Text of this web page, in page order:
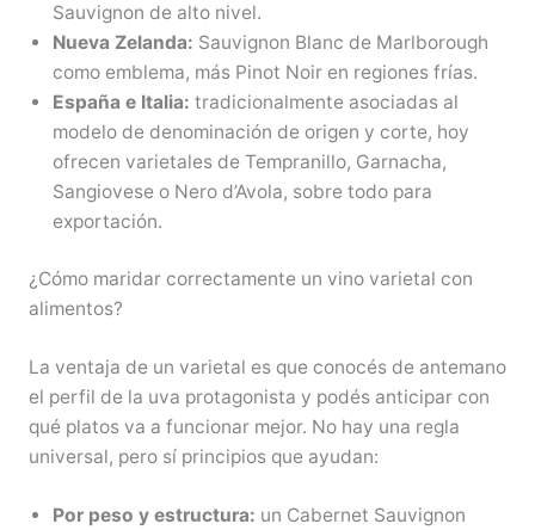
Sauvignon de alto nivel.
Nueva Zelanda: Sauvignon Blanc de Marlborough
como emblema, más Pinot Noir en regiones frías.
España e Italia: tradicionalmente asociadas al
modelo de denominación de origen y corte, hoy
ofrecen varietales de Tempranillo, Garnacha,
Sangiovese o Nero d’Avola, sobre todo para
exportación.
¿Cómo maridar correctamente un vino varietal con
alimentos?
La ventaja de un varietal es que conocés de antemano
el perfil de la uva protagonista y podés anticipar con
qué platos va a funcionar mejor. No hay una regla
universal, pero sí principios que ayudan:
Por peso y estructura: un Cabernet Sauvignon